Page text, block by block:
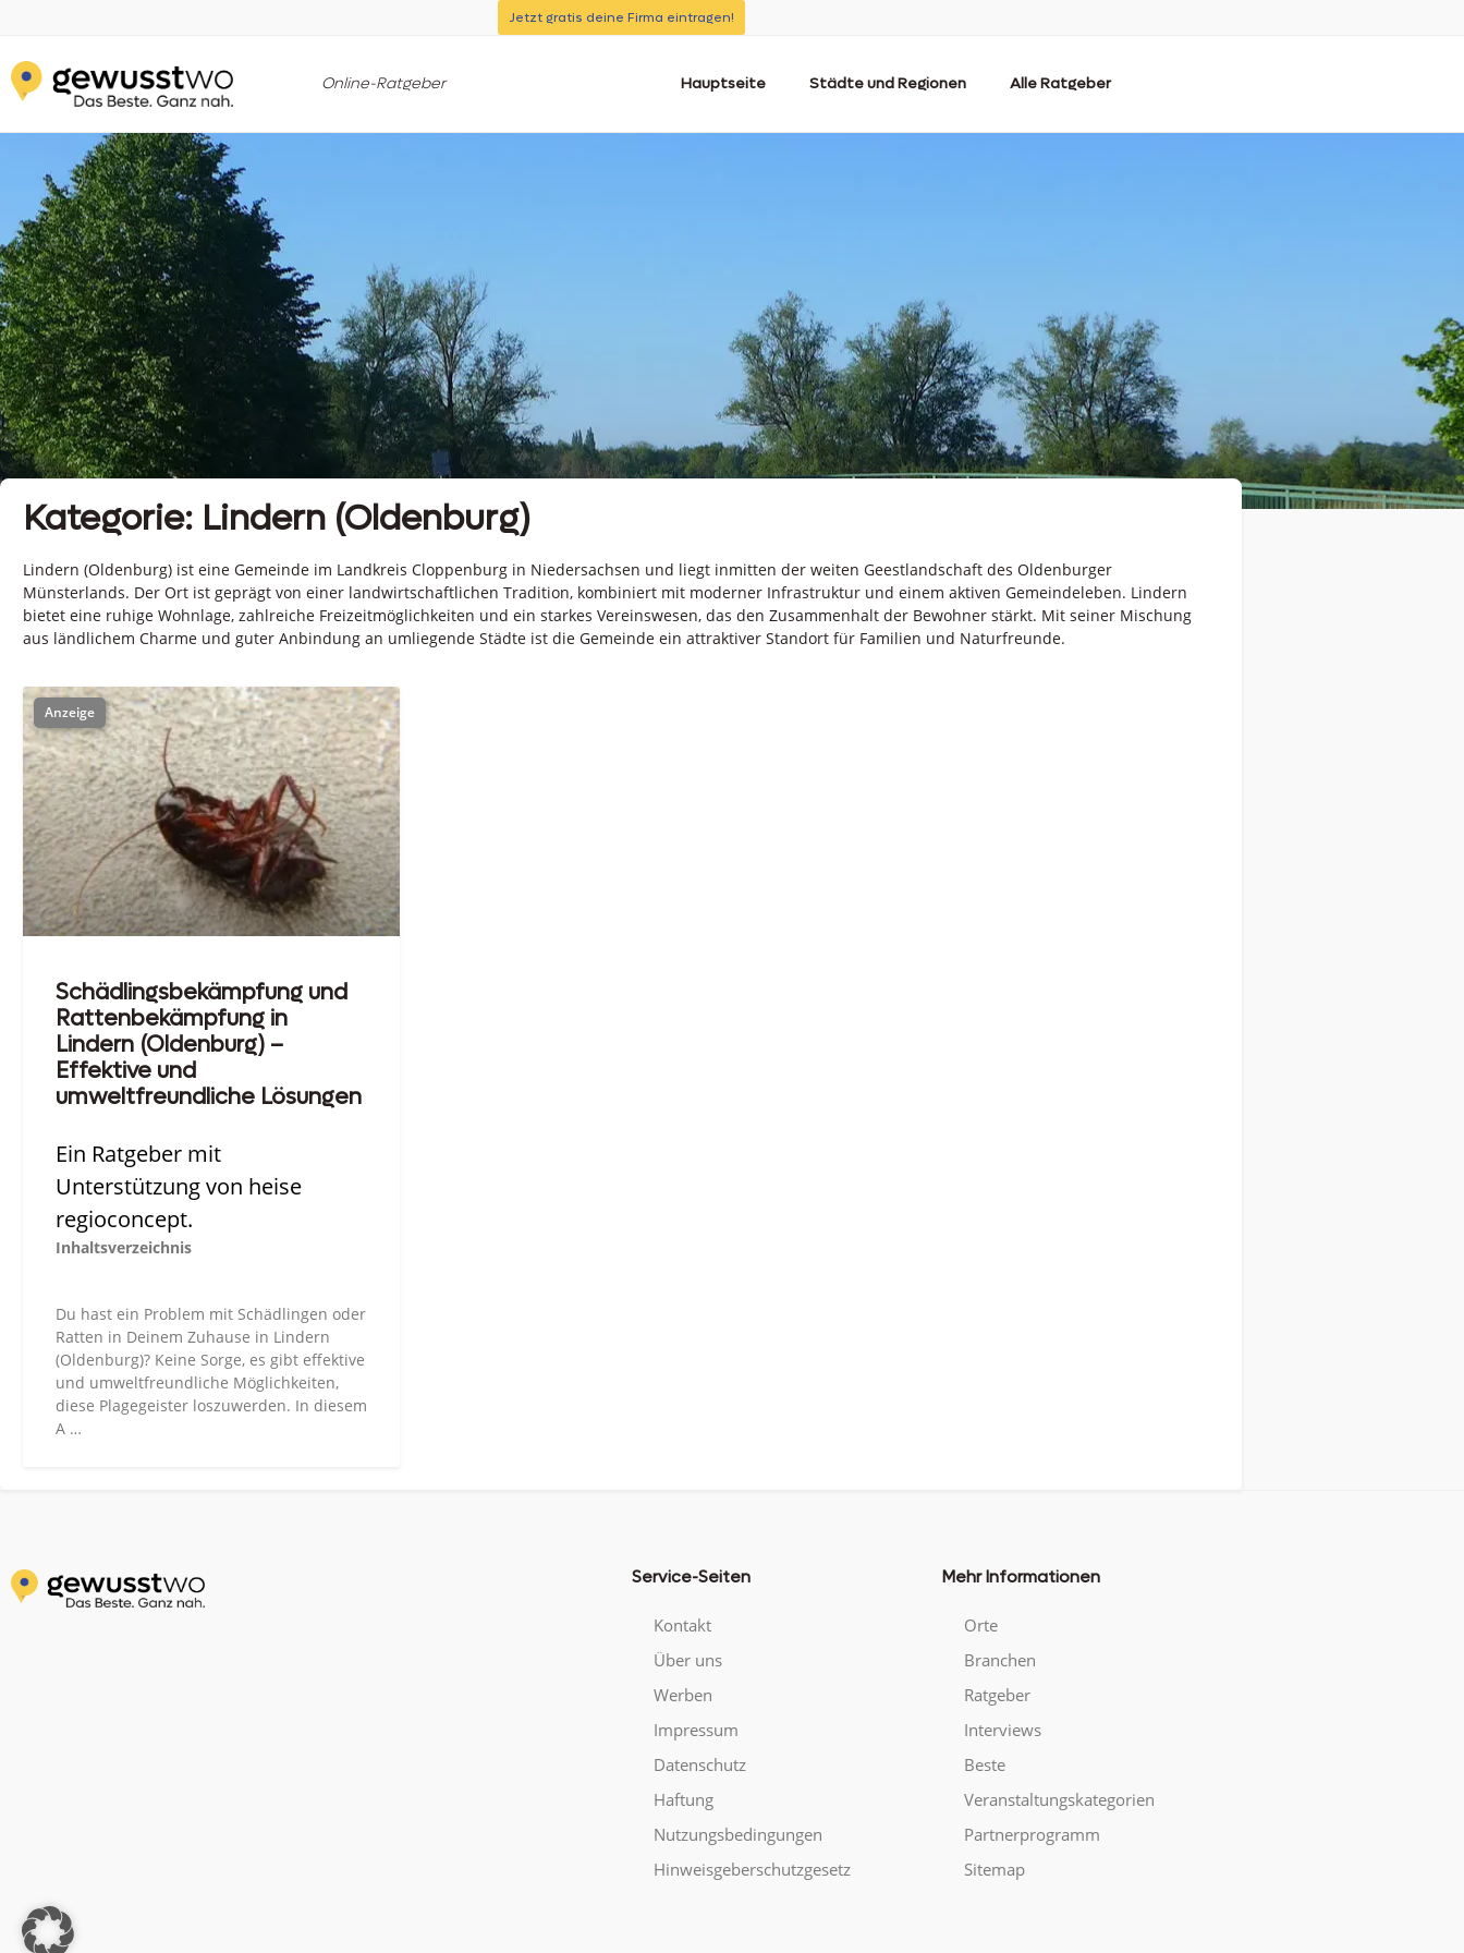
Jetzt gratis deine Firma eintragen!
Online-Ratgeber Hauptseite Städte und Regionen Alle Ratgeber
Kategorie: Lindern (Oldenburg)
Lindern (Oldenburg) ist eine Gemeinde im Landkreis Cloppenburg in Niedersachsen und liegt inmitten der weiten Geestlandschaft des Oldenburger
Münsterlands. Der Ort ist geprägt von einer landwirtschaftlichen Tradition, kombiniert mit moderner Infrastruktur und einem aktiven Gemeindeleben. Lindern
bietet eine ruhige Wohnlage, zahlreiche Freizeitmöglichkeiten und ein starkes Vereinswesen, das den Zusammenhalt der Bewohner stärkt. Mit seiner Mischung
aus ländlichem Charme und guter Anbindung an umliegende Städte ist die Gemeinde ein attraktiver Standort für Familien und Naturfreunde.
Schädlingsbekämpfung und
Rattenbekämpfung in
Lindern (Oldenburg) –
Effektive und
umweltfreundliche Lösungen
Ein Ratgeber mit
Unterstützung von heise
regioconcept.
Inhaltsverzeichnis
Du hast ein Problem mit Schädlingen oder
Ratten in Deinem Zuhause in Lindern
(Oldenburg)? Keine Sorge, es gibt effektive
und umweltfreundliche Möglichkeiten,
diese Plagegeister loszuwerden. In diesem
A …
Service-Seiten
Kontakt
Über uns
Werben
Impressum
Datenschutz
Haftung
Nutzungsbedingungen
Hinweisgeberschutzgesetz
Mehr Informationen
Orte
Branchen
Ratgeber
Interviews
Beste
Veranstaltungskategorien
Partnerprogramm
Sitemap